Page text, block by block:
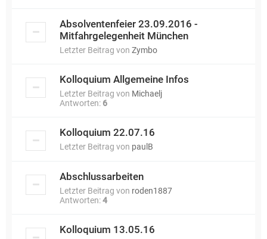
Absolventenfeier 23.09.2016 -
Mitfahrgelegenheit München
Letzter Beitrag von Zymbo
Kolloquium Allgemeine Infos
Letzter Beitrag von Michaelj
Antworten: 6
Kolloquium 22.07.16
Letzter Beitrag von paulB
Abschlussarbeiten
Letzter Beitrag von roden1887
Antworten:4
Kolloquium 13.05.16